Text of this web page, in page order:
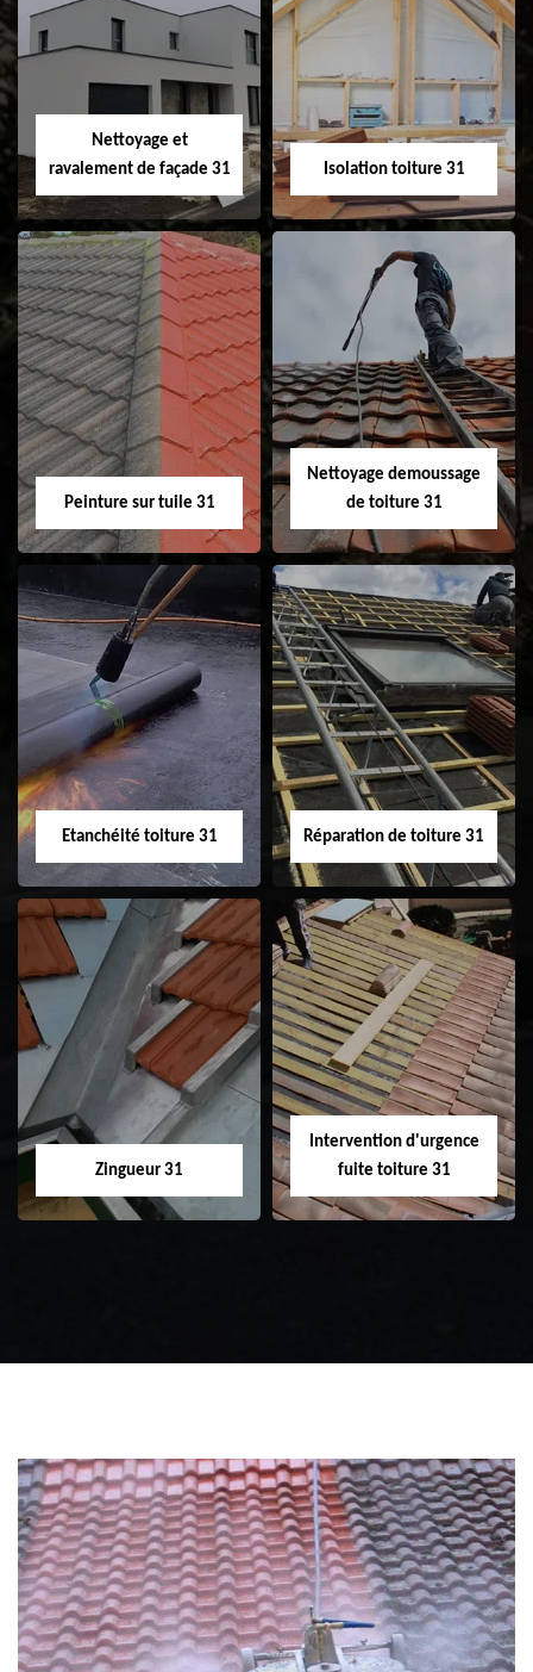
Pose et
changement de
fenêtre de toit et
Velux 31
Nettoyage et pose
Nettoyage et
ravalement de façade 31
Nettoyage et
ravalement de
façade 31
Isolation toiture 31
Isolation toiture 31
Peinture sur tuile 31
Peinture sur tuile
31
Nettoyage demoussage
de toiture 31
Nettoyage
demoussage de
toiture 31
Etanchéité toiture 31
Etanchéité toiture
31
Réparation de toiture 31
Réparation de
toiture 31
Zingueur 31
Intervention d'urgence
fuite toiture 31